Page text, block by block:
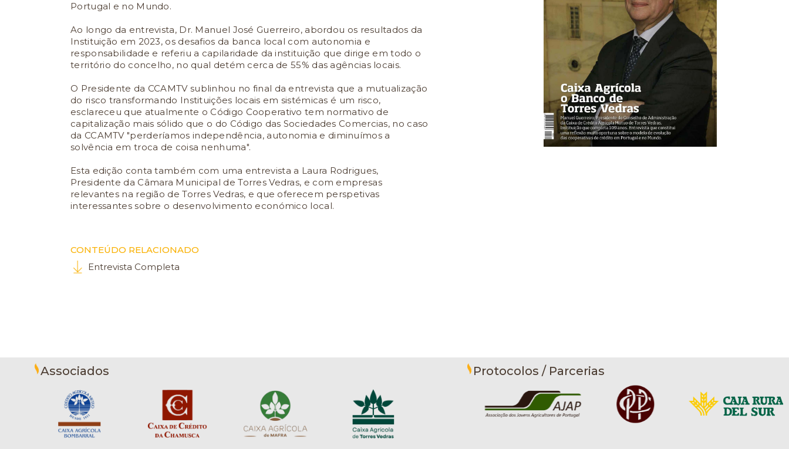
Portugal e no Mundo.
Ao longo da entrevista, Dr. Manuel José Guerreiro, abordou os resultados da
Instituição em 2023, os desafios da banca local com autonomia e
responsabilidade e referiu a capilaridade da instituição que dirige em todo o
território do concelho, no qual detém cerca de 55% das agências locais.
O Presidente da CCAMTV sublinhou no final da entrevista que a mutualização
do risco transformando Instituições locais em sistémicas é um risco,
esclareceu que atualmente o Código Cooperativo tem normativo de
capitalização mais sólido que o do Código das Sociedades Comercias, no caso
da CCAMTV "perderíamos independência, autonomia e diminuímos a
solvência em troca de coisa nenhuma".
Esta edição conta também com uma entrevista a Laura Rodrigues,
Presidente da Câmara Municipal de Torres Vedras, e com empresas
relevantes na região de Torres Vedras, e que oferecem perspetivas
interessantes sobre o desenvolvimento económico local.
CONTEÚDO RELACIONADO
Entrevista Completa
Associados Protocolos / Parcerias